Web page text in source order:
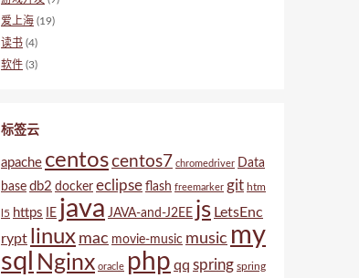
爱上海 (19)
读书 (4)
软件 (3)
标签云
apache centoscentos7 chromedriver Data
base db2 docker eclipse flash freemarker git htm
l5 https IE java JAVA-and-J2EE js LetsEnc
rypt
linux mac movie-music music my
sql Nginx oracle php qq spring spring